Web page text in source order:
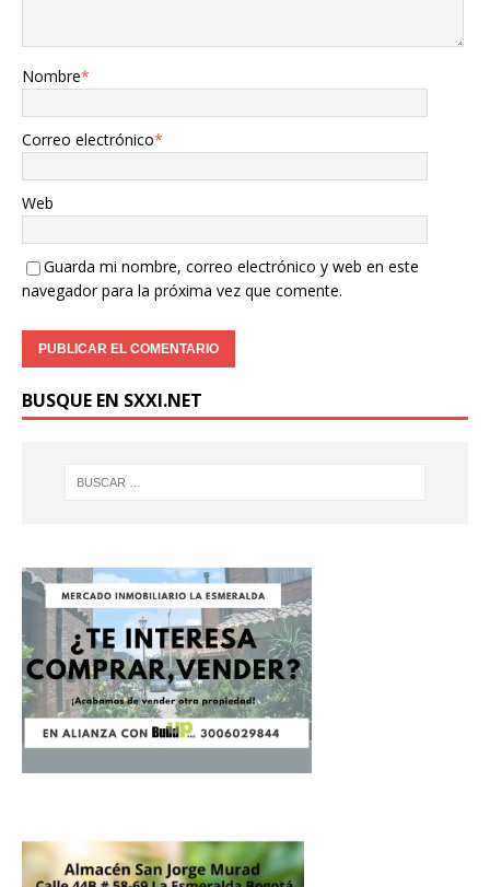
Nombre*
Correo electrónico*
Web
Guarda mi nombre, correo electrónico y web en este
navegador para la próxima vez que comente.
BUSQUE EN SXXI.NET